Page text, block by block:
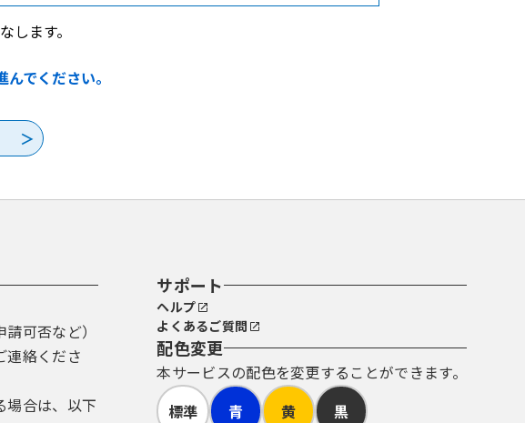
千葉県電子自治体共同運営協議会。
に付与する識別符号（ユーザＩＤと呼ぶこともあり
子情報及び電文を管理するものとし、県内自治体及び
します。
でください。
可否など）
連絡くださ
場合は、以下
サポート
ヘルプ
よくあるご質問
配色変更
本サービスの配色を変更することができます。
標準
青 黄 黒